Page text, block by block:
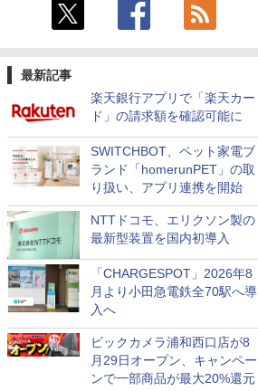
最新記事
楽天銀行アプリで「楽天カー
ド」の請求額を確認可能に
SWITCHBOT、ペット家電ブ
ランド「homerunPET」の取
り扱い、アプリ連携を開始
NTTドコモ、エリクソン製の
最新型装置を国内初導入
「CHARGESPOT」2026年8
月より小田急電鉄全70駅へ導
入へ
ビックカメラ浦和西口店が8
月29日オープン、キャンペー
ンで一部商品が最大20%還元